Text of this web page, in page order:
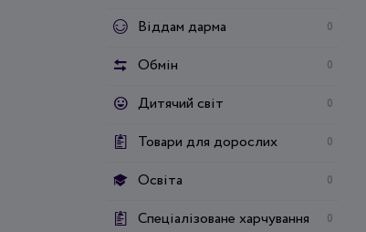
Віддам дарма 0
Обмін 0
Дитячий світ 0
Товари для дорослих 0
Освіта 0
Спеціалізоване харчування 0